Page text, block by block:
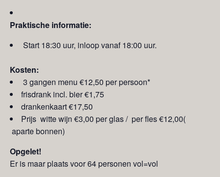
Praktische informatie:
Start 18:30 uur, inloop vanaf 18:00 uur.
Kosten:
3 gangen menu €12,50 per persoon*
frisdrank incl. bier €1,75
drankenkaart €17,50
Prijs witte wijn €3,00 per glas / per fles €12,00(
aparte bonnen)
Opgelet!
Er is maar plaats voor 64 personen vol=vol